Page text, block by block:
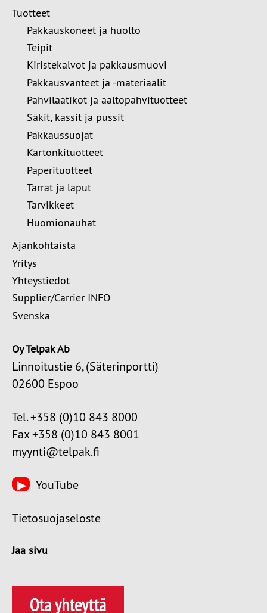
Tuotteet
Pakkauskoneet ja huolto
Teipit
Kiristekalvot ja pakkausmuovi
Pakkausvanteet ja -materiaalit
Pahvilaatikot ja aaltopahvituotteet
Säkit, kassit ja pussit
Pakkaussuojat
Kartonkituotteet
Paperituotteet
Tarrat ja laput
Tarvikkeet
Huomionauhat
Ajankohtaista
Yritys
Yhteystiedot
Supplier/Carrier INFO
Svenska
Oy Telpak Ab
Linnoitustie 6, (Säterinportti)
02600 Espoo
Tel. +358 (0)10 843 8000
Fax +358 (0)10 843 8001
myynti@telpak.fi
YouTube
Tietosuojaseloste
Jaa sivu
Ota yhteyttä